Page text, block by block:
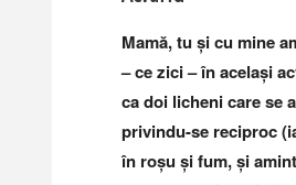
Mamă, tu și cu mine
– ce zici – în același
ca doi licheni care se
privindu-se reciproc
în roșu și fum, și